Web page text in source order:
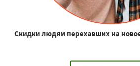
Скидки людям перехавших на